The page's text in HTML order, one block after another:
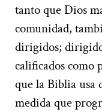
tanto que Dios
comunidad,
dirigidos;
calificados como
que la Biblia usa
medida que